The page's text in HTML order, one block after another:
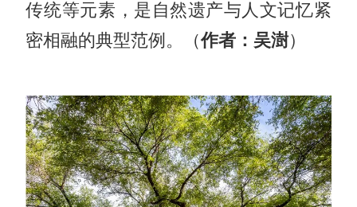
传统等元素‌，是自然遗产与人文记忆紧
密相融的典型范例。（作者：吴澍）